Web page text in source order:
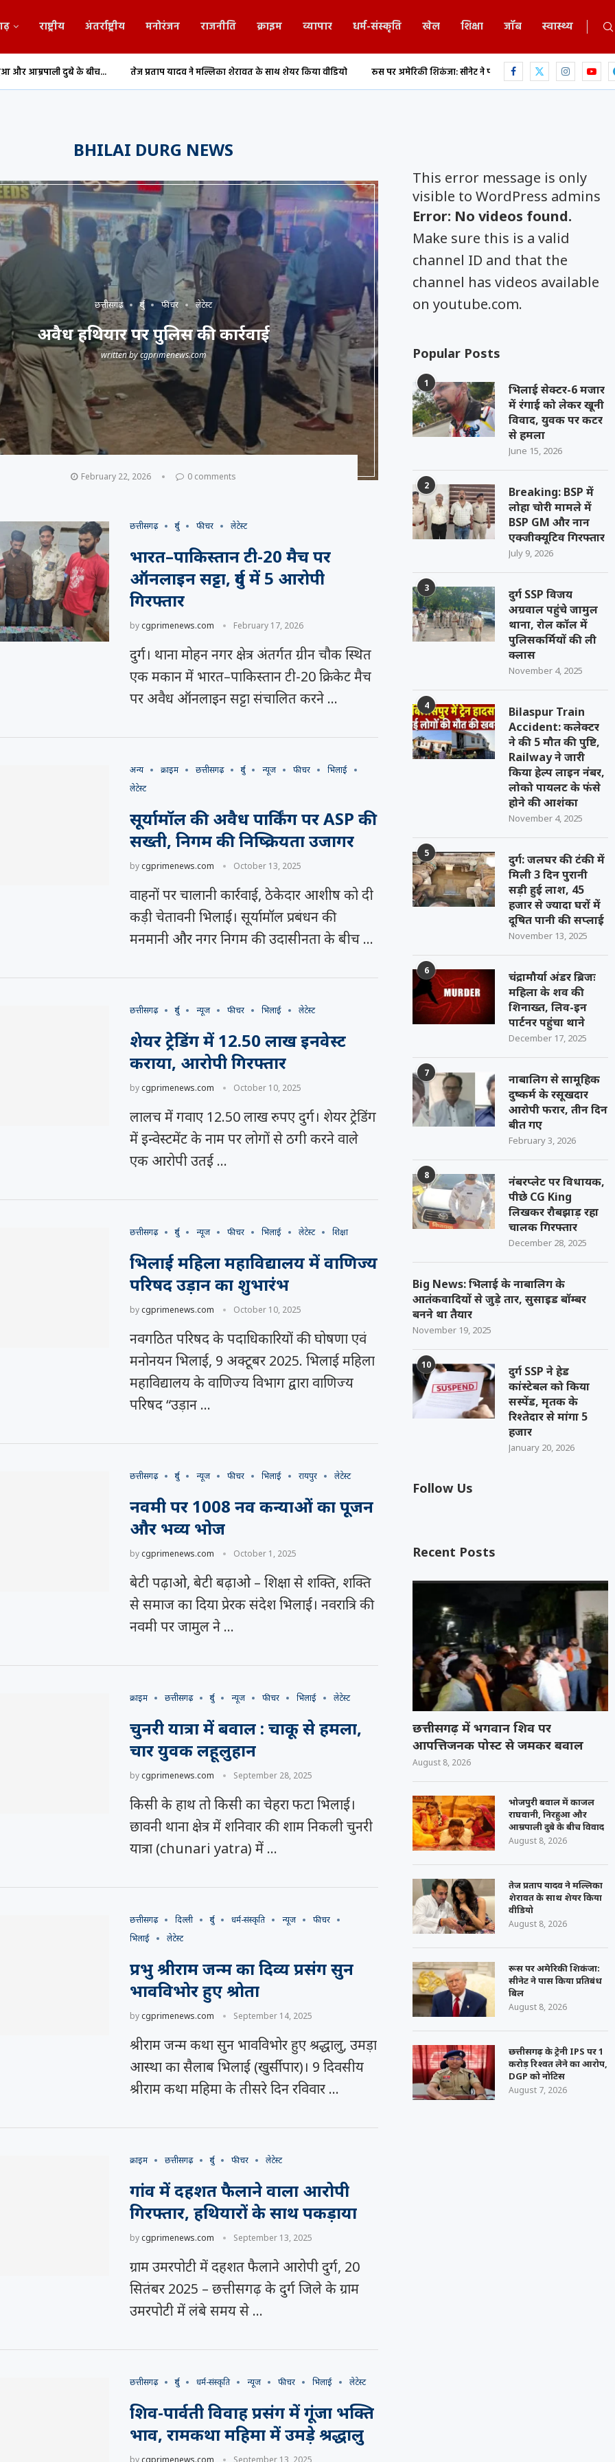
राष्ट्रीय अंतर्राष्ट्रीय मनोरंजन राजनीति क्राइम व्यापार धर्म-संस्कृति खेल शिक्षा जॉब स्वास्थ्य
के बीच... तेज प्रताप यादव ने मल्लिका शेरावत के साथ शेयर किया वीडियो रूस पर अमेरिकी शिकंजा: सीनेट ने पास किया प्रतिबंध बिल छत्तीसगढ़ के ट्रेनी IPS
BHILAI DURG NEWS
छत्तीसगढ़ दुर्ग फीचर लेटेस्ट
अवैध हथियार पर पुलिस की कार्रवाई
written bycgprimenews.com
February 22, 2026 0 comments
छत्तीसगढ़ दुर्ग फीचर लेटेस्ट
भारत–पाकिस्तान टी-20 मैच पर
ऑनलाइन सट्टा, दुर्ग में 5 आरोपी
गिरफ्तार
bycgprimenews.com February 17, 2026
दुर्ग। थाना मोहन नगर क्षेत्र अंतर्गत ग्रीन चौक स्थित
एक मकान में भारत–पाकिस्तान टी-20 क्रिकेट मैच
पर अवैध ऑनलाइन सट्टा संचालित करने …
अन्य क्राइम छत्तीसगढ़ दुर्ग न्यूज फीचर
भिलाई
लेटेस्ट
सूर्यामॉल की अवैध पार्किंग पर ASP की
सख्ती, निगम की निष्क्रियता उजागर
bycgprimenews.com October 13, 2025
वाहनों पर चालानी कार्रवाई, ठेकेदार आशीष को दी
कड़ी चेतावनी भिलाई। सूर्यामॉल प्रबंधन की
मनमानी और नगर निगम की उदासीनता के बीच …
छत्तीसगढ़ दुर्ग न्यूज फीचर भिलाई लेटेस्ट
शेयर ट्रेडिंग में 12.50 लाख इनवेस्ट
कराया, आरोपी गिरफ्तार
bycgprimenews.com October 10, 2025
लालच में गवाए 12.50 लाख रुपए दुर्ग। शेयर ट्रेडिंग
में इन्वेस्टमेंट के नाम पर लोगों से ठगी करने वाले
एक आरोपी उतई …
छत्तीसगढ़ दुर्ग न्यूज फीचर भिलाई लेटेस्ट शिक्षा
भिलाई महिला महाविद्यालय में वाणिज्य
परिषद उड़ान का शुभारंभ
bycgprimenews.com October 10, 2025
नवगठित परिषद के पदाधिकारियों की घोषणा एवं
मनोनयन भिलाई, 9 अक्टूबर 2025. भिलाई महिला
महाविद्यालय के वाणिज्य विभाग द्वारा वाणिज्य
परिषद “उड़ान …
छत्तीसगढ़ दुर्ग न्यूज फीचर भिलाई रायपुर लेटेस्ट
नवमी पर 1008 नव कन्याओं का पूजन
और भव्य भोज
bycgprimenews.com October 1, 2025
बेटी पढ़ाओ, बेटी बढ़ाओ – शिक्षा से शक्ति, शक्ति
से समाज का दिया प्रेरक संदेश भिलाई। नवरात्रि की
नवमी पर जामुल ने …
क्राइम छत्तीसगढ़ दुर्ग न्यूज फीचर भिलाई लेटेस्ट
चुनरी यात्रा में बवाल : चाकू से हमला,
चार युवक लहूलुहान
bycgprimenews.com September 28, 2025
किसी के हाथ तो किसी का चेहरा फटा भिलाई।
छावनी थाना क्षेत्र में शनिवार की शाम निकली चुनरी
यात्रा (chunari yatra) में …
छत्तीसगढ़ दिल्ली दुर्ग धर्म-संस्कृति न्यूज
फीचर
भिलाई
लेटेस्ट
प्रभु श्रीराम जन्म का दिव्य प्रसंग सुन
भावविभोर हुए श्रोता
bycgprimenews.com September 14, 2025
श्रीराम जन्म कथा सुन भावविभोर हुए श्रद्धालु, उमड़ा
आस्था का सैलाब भिलाई (खुर्सीपार)। 9 दिवसीय
श्रीराम कथा महिमा के तीसरे दिन रविवार …
क्राइम छत्तीसगढ़ दुर्ग फीचर लेटेस्ट
गांव में दहशत फैलाने वाला आरोपी
गिरफ्तार, हथियारों के साथ पकड़ाया
bycgprimenews.com September 13, 2025
ग्राम उमरपोटी में दहशत फैलाने आरोपी दुर्ग, 20
सितंबर 2025 – छत्तीसगढ़ के दुर्ग जिले के ग्राम
उमरपोटी में लंबे समय से …
छत्तीसगढ़ दुर्ग धर्म-संस्कृति न्यूज फीचर भिलाई लेटेस्ट
शिव-पार्वती विवाह प्रसंग में गूंजा भक्ति
भाव, रामकथा महिमा में उमड़े श्रद्धालु
This error message is only
visible to WordPress admins
Error: No videos found.
Make sure this is a valid
channel ID and that the
channel has videos available
on youtube.com.
Popular Posts
1
भिलाई सेक्टर-6 मजार
में रंगाई को लेकर खूनी
विवाद, युवक पर कटर
से हमला
June 15, 2026
2
Breaking: BSP में
लोहा चोरी मामले में
BSP GM और नान
एक्जीक्यूटिव गिरफ्तार
July 9, 2026
3
दुर्ग SSP विजय
अग्रवाल पहुंचे जामुल
थाना, रोल कॉल में
पुलिसकर्मियों की ली
क्लास
November 4, 2025
4
Bilaspur Train
Accident: कलेक्टर
ने की 5 मौत की पुष्टि,
Railway ने जारी
किया हेल्प लाइन नंबर,
लोको पायलट के फंसे
होने की आशंका
November 4, 2025
5
दुर्ग: जलघर की टंकी में
मिली 3 दिन पुरानी
सड़ी हुई लाश, 45
हजार से ज्यादा घरों में
दूषित पानी की सप्लाई
November 13, 2025
6
चंद्रामौर्या अंडर ब्रिजः
महिला के शव की
शिनाख्त, लिव-इन
पार्टनर पहुंचा थाने
December 17, 2025
7
नाबालिग से सामूहिक
दुष्कर्म के रसूखदार
आरोपी फरार, तीन दिन
बीत गए
February 3, 2026
8
नंबरप्लेट पर विधायक,
पीछे CG King
लिखकर रौबझाड़ रहा
चालक गिरफ्तार
December 28, 2025
Big News: भिलाई के नाबालिग के
आतंकवादियों से जुड़े तार, सुसाइड बॉम्बर
बनने था तैयार
November 19, 2025
10
दुर्ग SSP ने हेड
कांस्टेबल को किया
सस्पेंड, मृतक के
रिश्तेदार से मांगा 5
हजार
January 20, 2026
Follow Us
Recent Posts
छत्तीसगढ़ में भगवान शिव पर
आपत्तिजनक पोस्ट से जमकर बवाल
August 8, 2026
भोजपुरी बवाल में काजल
राघवानी, निरहुआ और
आम्रपाली दुबे के बीच विवाद
August 8, 2026
तेज प्रताप यादव ने मल्लिका
शेरावत के साथ शेयर किया
वीडियो
August 8, 2026
रूस पर अमेरिकी शिकंजा:
सीनेट ने पास किया प्रतिबंध
बिल
August 8, 2026
छत्तीसगढ़ के ट्रेनी IPS पर 1
करोड़ रिश्वत लेने का आरोप,
DGP को नोटिस
August 7, 2026